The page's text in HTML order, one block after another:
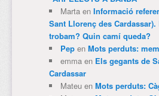
Martaen Informació
Sant Llorenç des
trobam? Quin camí queda?
Pepen Mots perduts:
emmaen Els gegants de
Cardassar
Mateuen Mots perduts: